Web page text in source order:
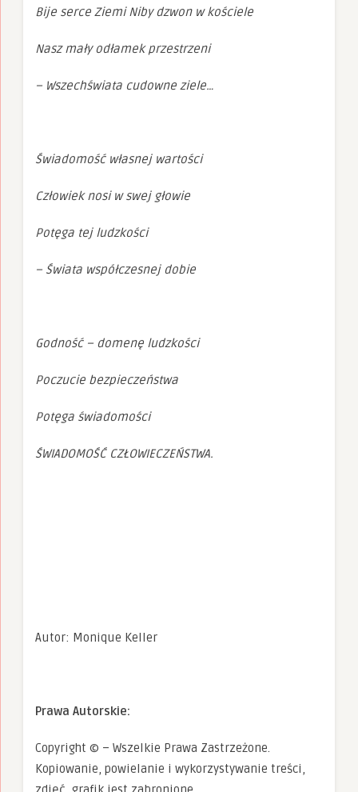
Bije serce Ziemi Niby dzwon w kościele
Nasz mały odłamek przestrzeni
– Wszechświata cudowne ziele…
Świadomość własnej wartości
Człowiek nosi w swej głowie
Potęga tej ludzkości
– Świata współczesnej dobie
Godność – domenę ludzkości
Poczucie bezpieczeństwa
Potęga świadomości
ŚWIADOMOŚĆ CZŁOWIECZEŃSTWA.
Autor: Monique Keller
Prawa Autorskie:
Copyright © – Wszelkie Prawa Zastrzeżone.
Kopiowanie, powielanie i wykorzystywanie treści,